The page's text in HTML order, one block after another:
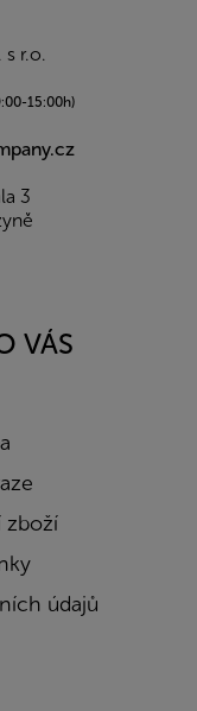
r.o.
15:00h)
3
VÁS
zboží
údajů